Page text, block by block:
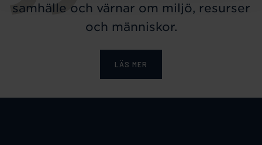
samhälle och värnar om miljö, resurser
och människor.
LÄS MER